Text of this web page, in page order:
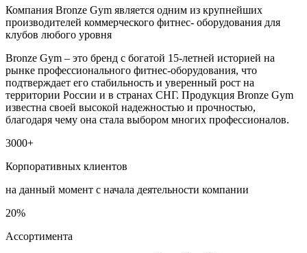
Компания Bronze Gym является одним из крупнейших
производителей коммерческого фитнес- оборудования для
клубов любого уровня
Bronze Gym – это бренд с богатой 15-летней историей на
рынке профессионального фитнес-оборудования, что
подтверждает его стабильность и уверенный рост на
территории России и в странах СНГ. Продукция Bronze Gym
известна своей высокой надежностью и прочностью,
благодаря чему она стала выбором многих профессионалов.
3000+
Корпоративных клиентов
на данный момент с начала деятельности компании
20%
Ассортимента